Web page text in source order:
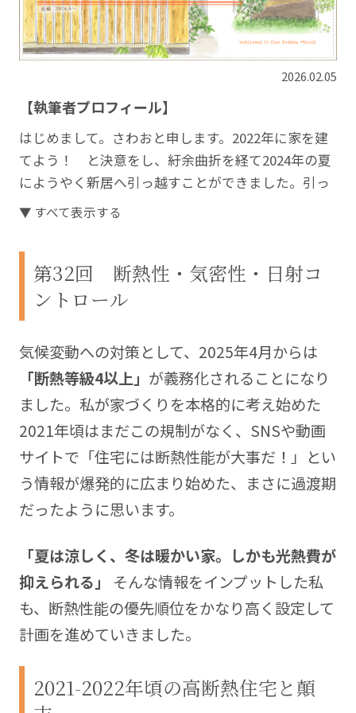
2026.02.05
【執筆者プロフィール】
はじめまして。さわおと申します。2022年に家を建
てよう！ と決意をし、紆余曲折を経て2024年の夏
にようやく新居へ引っ越すことができました。引っ
越す頃に息子も生まれ、家族3人で楽しく暮らしてい
長い家づくりの中で経験した失敗や大変だったこ
と、そしてそれをどうやって乗り越えたかについ
て、連載を通して家づくり中の方へ届けることで、
がら、この記事を書いています。
Blog:https://xshmblog.com
▼ すべて表示する
第32回 断熱性・気密性・日射コ
ントロール
気候変動への対策として、2025年4月からは
「断熱等級4以上」 が義務化されることになり
ました。私が家づくりを本格的に考え始めた
2021年頃はまだこの規制がなく、SNSや動画
サイトで「住宅には断熱性能が大事だ！」とい
う情報が爆発的に広まり始めた、まさに過渡期
だったように思います。
「夏は涼しく、冬は暖かい家。しかも光熱費が
抑えられる」
そんな情報をインプットした私
も、断熱性能の優先順位をかなり高く設定して
計画を進めていきました。
2021-2022年頃の高断熱住宅と顛